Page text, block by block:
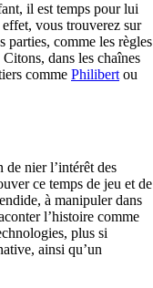
il est temps pour lui
vous trouverez sur
parties, comme les règles
dans les chaînes
comme Philibert ou
de nier l’intérêt des
ce temps de jeu et de
à manipuler dans
l’histoire comme
plus si
ainsi qu’un